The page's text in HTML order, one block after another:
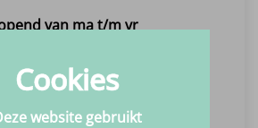
van ma t/m vr
Dinsdagen gesloten
een afspraak
Cookies
website gebruikt